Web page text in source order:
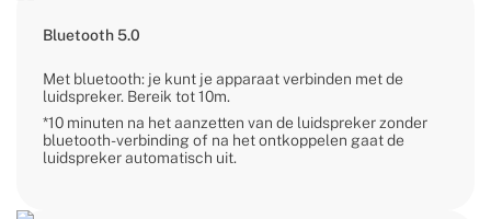
Bluetooth 5.0
Met bluetooth: je kunt je apparaat verbinden met de
luidspreker. Bereik tot 10m.
*10 minuten na het aanzetten van de luidspreker zonder
bluetooth-verbinding of na het ontkoppelen gaat de
luidspreker automatisch uit.